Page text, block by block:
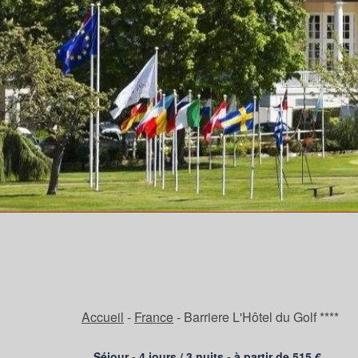
Accueil - France- Barriere L'Hôtel du Golf ****